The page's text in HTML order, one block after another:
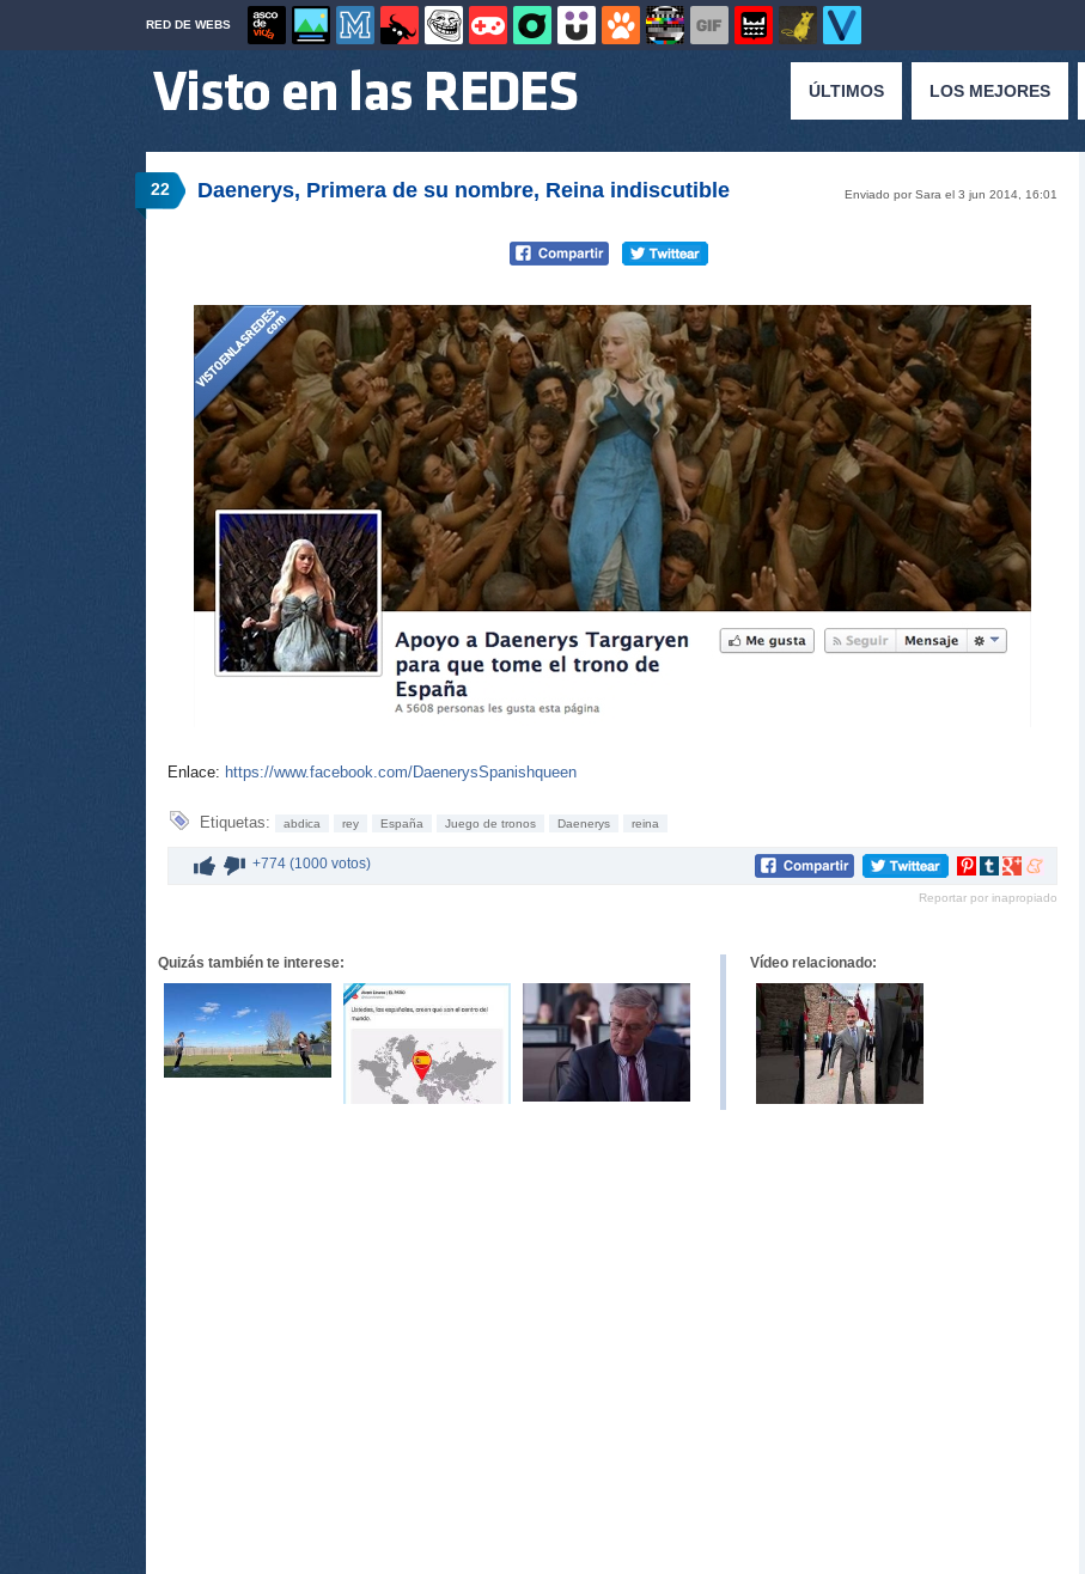
RED DE WEBS
ÚLTIMOS LOS MEJORES
22 Enviado por Sara el 3 jun 2014, 16:01
Daenerys, Primera de su nombre, Reina indiscutible
Enlace: https://www.facebook.com/DaenerysSpanishqueen
Etiquetas: abdica rey España Juego de tronos Daenerys reina
+774 (1000 votos)
Compartir
Pinterest
Compartir
tumblr
Compartir
Google+
Compartir
meneame
Reportar por inapropiado
Quizás también te interese: Vídeo relacionado: